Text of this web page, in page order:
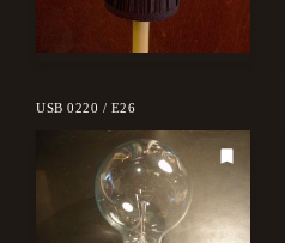
USB 0220 / E26